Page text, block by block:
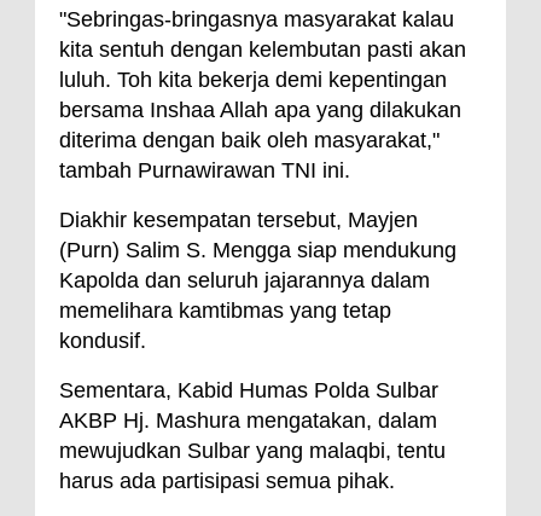
"Sebringas-bringasnya masyarakat kalau
kita sentuh dengan kelembutan pasti akan
luluh. Toh kita bekerja demi kepentingan
bersama Inshaa Allah apa yang dilakukan
diterima dengan baik oleh masyarakat,"
tambah Purnawirawan TNI ini.
Diakhir kesempatan tersebut, Mayjen
(Purn) Salim S. Mengga siap mendukung
Kapolda dan seluruh jajarannya dalam
memelihara kamtibmas yang tetap
kondusif.
Sementara, Kabid Humas Polda Sulbar
AKBP Hj. Mashura mengatakan, dalam
mewujudkan Sulbar yang malaqbi, tentu
harus ada partisipasi semua pihak.